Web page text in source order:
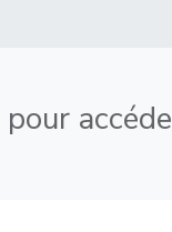
pour